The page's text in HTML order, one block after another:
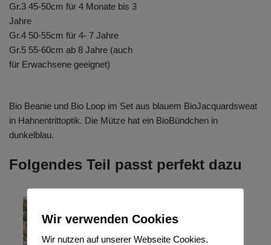
Gr.3 45-50cm für 4 Monate bis 3
Jahre
Gr.4 50-55cm für 4- 7 Jahre
Gr.5 55-60cm ab 8 Jahre (auch
für Erwachsene geeignet)
Bio Beanie und Bio Loop im Set aus blauem BioJacquardsweat
in Hahnentrittoptik. Die Mütze hat ein BioBündchen in
dunkelblau.
Folgendes Teil passt perfekt dazu
Wir verwenden Cookies
Wir nutzen auf unserer Webseite Cookies.